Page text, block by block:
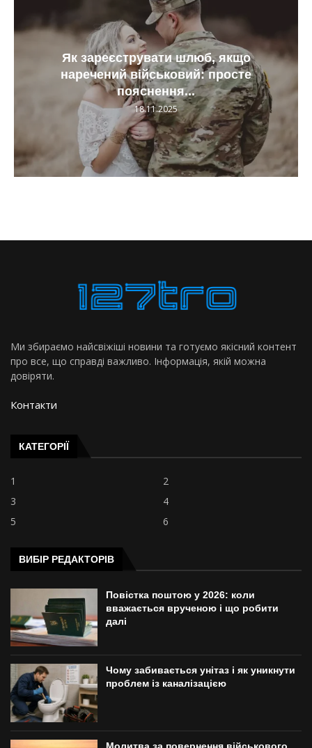
Як зареєструвати шлюб, якщо
наречений військовий: просте
пояснення...
18.11.2025
Ми збираємо найсвіжіші новини та готуємо якісний контент
про все, що справді важливо. Інформація, якій можна
довіряти.
Контакти
КАТЕГОРІЇ
1
2
3
4
5
6
ВИБІР РЕДАКТОРІВ
Повістка поштою у 2026: коли
вважається врученою і що робити
далі
Чому забивається унітаз і як уникнути
проблем із каналізацією